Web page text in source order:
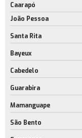
Caarapó
João Pessoa
Santa Rita
Bayeux
Cabedelo
Guarabira
Mamanguape
São Bento